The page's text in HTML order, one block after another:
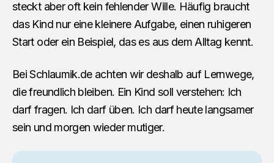
steckt aber oft kein fehlender Wille. Häufig braucht
das Kind nur eine kleinere Aufgabe, einen ruhigeren
Start oder ein Beispiel, das es aus dem Alltag kennt.
Bei Schlaumik.de achten wir deshalb auf Lernwege,
die freundlich bleiben. Ein Kind soll verstehen: Ich
darf fragen. Ich darf üben. Ich darf heute langsamer
sein und morgen wieder mutiger.